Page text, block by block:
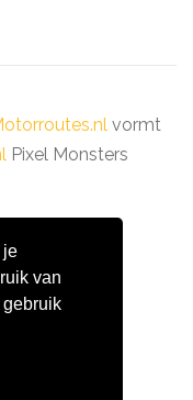
je
van
gebruik
vormt
Pixel Monsters